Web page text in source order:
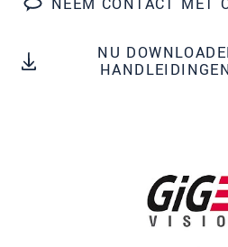
NEEM CONTACT MET
NU